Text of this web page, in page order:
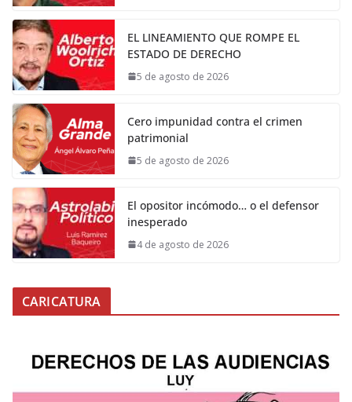
EL LINEAMIENTO QUE ROMPE EL
ESTADO DE DERECHO
5 de agosto de 2026
Cero impunidad contra el crimen
patrimonial
5 de agosto de 2026
El opositor incómodo… o el defensor
inesperado
4 de agosto de 2026
CARICATURA